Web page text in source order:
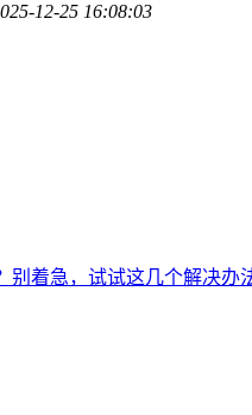
12-25 16:08:03
别着急，试试这几个解决办